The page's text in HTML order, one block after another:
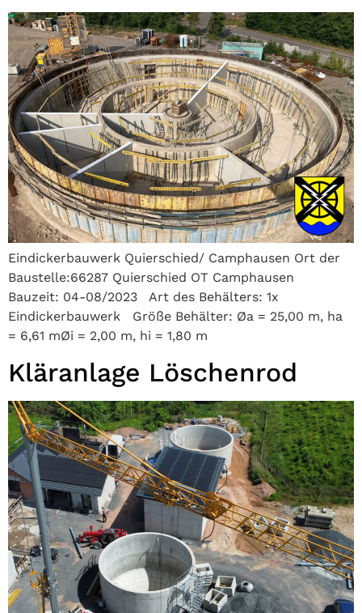
Eindickerbauwerk Quierschied/ Camphausen Ort der
Baustelle:66287 Quierschied OT Camphausen
Bauzeit: 04-08/2023 Art des Behälters: 1x
Eindickerbauwerk Größe Behälter: Øa = 25,00 m, ha
= 6,61 mØi = 2,00 m, hi = 1,80 m
Kläranlage Löschenrod